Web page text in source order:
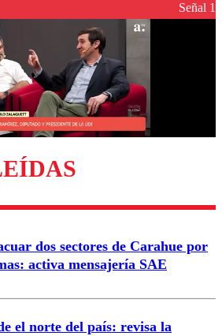
moderados para garantizar un
respetuoso.
Enviar comentario
Señal 1
dos sectores de Carahue por
activa mensajería SAE
el norte del país: revisa la